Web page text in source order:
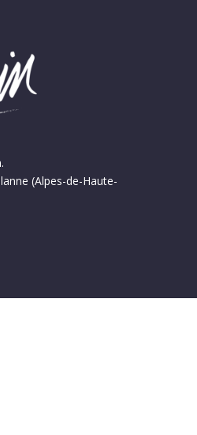
(Alpes-de-Haute-